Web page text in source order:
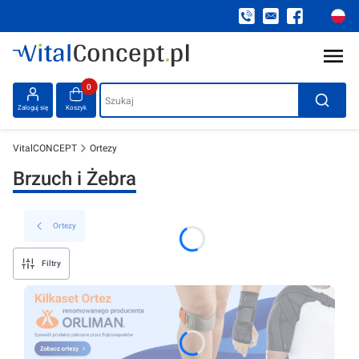
Zaloguj się
Produkty w koszyku: 0. Zobacz szczegóły
Koszyk Szukaj
VitalCONCEPT Ortezy
Brzuch i Żebra
Ortezy
Filtry